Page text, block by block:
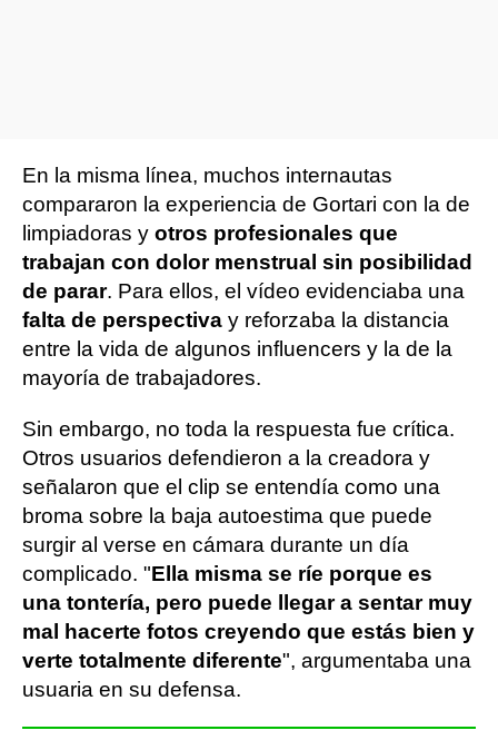
En la misma línea, muchos internautas
compararon la experiencia de Gortari con la de
limpiadoras y otros profesionales que
trabajan con dolor menstrual sin posibilidad
de parar. Para ellos, el vídeo evidenciaba una
falta de perspectiva y reforzaba la distancia
entre la vida de algunos influencers y la de la
mayoría de trabajadores.
Sin embargo, no toda la respuesta fue crítica.
Otros usuarios defendieron a la creadora y
señalaron que el clip se entendía como una
broma sobre la baja autoestima que puede
surgir al verse en cámara durante un día
complicado. "Ella misma se ríe porque es
una tontería, pero puede llegar a sentar muy
mal hacerte fotos creyendo que estás bien y
verte totalmente diferente", argumentaba una
usuaria en su defensa.